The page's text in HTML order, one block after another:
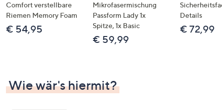
rechts,
um
diese
Comfort verstellbare
Riemen Memory Foam
€ 54,95
Mikrofasermischung
Passform Lady 1x
Spitze, 1x Basic
€ 59,99
Details
€ 72,99
Wie wär's hiermit?